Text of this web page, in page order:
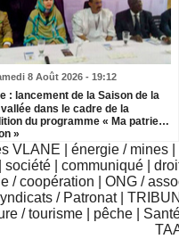
8 Août 2026 - 19:12
: lancement de la Saison de la
dans le cadre de la
du programme « Ma patrie…
»
VLANE énergie / mines
|société |communiqué |
/ coopération
ONG /
/ Patronat
/ tourisme pêche